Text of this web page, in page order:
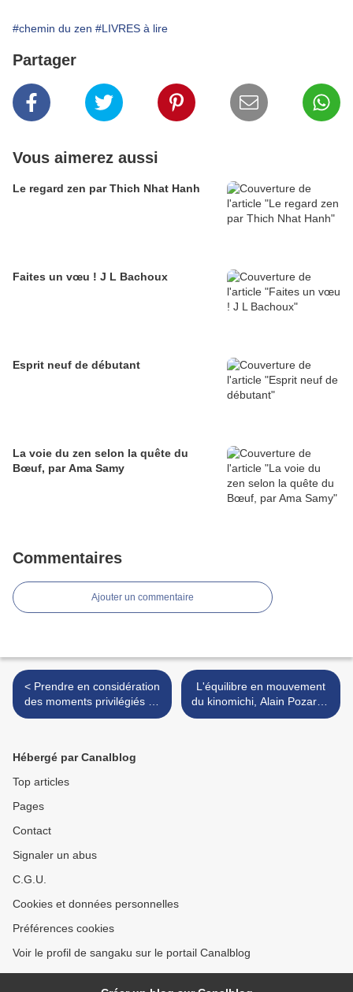
#chemin du zen #LIVRES à lire
Partager
Vous aimerez aussi
Le regard zen par Thich Nhat Hanh
Faites un vœu ! J L Bachoux
Esprit neuf de débutant
La voie du zen selon la quête du
Bœuf, par Ama Samy
Commentaires
Ajouter un commentaire
< Prendre en considération
des moments privilégiés de
l'existence
L'équilibre en mouvement
du kinomichi, Alain Pozarnik
>
Hébergé par Canalblog
Top articles
Pages
Contact
Signaler un abus
C.G.U.
Cookies et données personnelles
Préférences cookies
Voir le profil de sangaku sur le portail Canalblog